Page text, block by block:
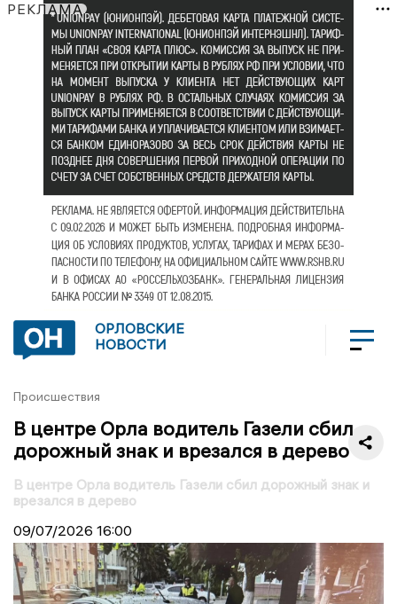
РЕКЛАМА
ОРЛОВСКИЕ
НОВОСТИ
Происшествия
В центре Орла водитель Газели сбил
дорожный знак и врезался в дерево
В центре Орла водитель Газели сбил дорожный знак и
врезался в дерево
09/07/2026 16:00